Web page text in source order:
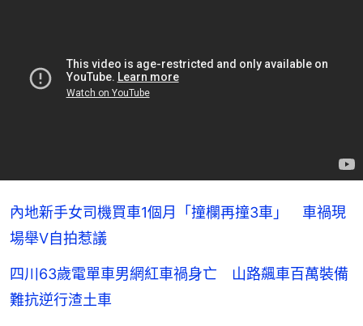
內地新手女司機買車1個月「撞欄再撞3車」 車禍現
場舉V自拍惹議
四川63歲電單車男網紅車禍身亡 山路飆車百萬裝備
難抗逆行渣土車